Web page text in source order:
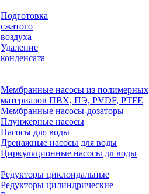
Подготовка
сжатого
воздуха
Удаление
конденсата
Мембранные насосы из полимерных
материалов ПВХ, ПЭ, PVDF, PTFE
Мембранные насосы-дозаторы
Плунжерные насосы
Насосы для воды
Дренажные насосы для воды
Циркуляционные насосы дл воды
Редукторы циклоидальные
Редукторы цилиндрические